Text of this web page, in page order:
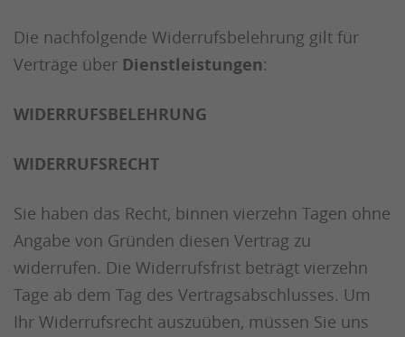
Die nachfolgende Widerrufsbelehrung gilt für
Verträge über Dienstleistungen:
WIDERRUFSBELEHRUNG
WIDERRUFSRECHT
Sie haben das Recht, binnen vierzehn Tagen ohne
Angabe von Gründen diesen Vertrag zu
widerrufen. Die Widerrufsfrist beträgt vierzehn
Tage ab dem Tag des Vertragsabschlusses. Um
Ihr Widerrufsrecht auszuüben, müssen Sie uns